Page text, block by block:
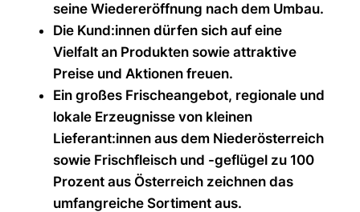
seine Wiedereröffnung nach dem Umbau.
Die Kund:innen dürfen sich auf eine
Vielfalt an Produkten sowie attraktive
Preise und Aktionen freuen.
Ein großes Frischeangebot, regionale und
lokale Erzeugnisse von kleinen
Lieferant:innen aus dem Niederösterreich
sowie Frischfleisch und -geflügel zu 100
Prozent aus Österreich zeichnen das
umfangreiche Sortiment aus.